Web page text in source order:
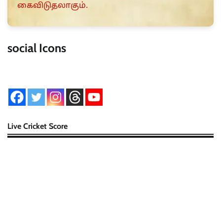
கைவிடுதலாகும்.
social Icons
Live Cricket Score